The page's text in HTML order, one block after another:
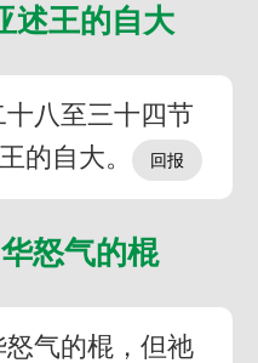
王的自大
八至三十四节
的自大。
怒气的棍
气的棍，但祂